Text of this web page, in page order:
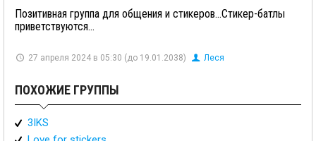
Позитивная группа для общения и стикеров...Стикер-батлы
приветствуются...
27 апреля 2024 в 05:30 (до 19.01.2038) Леся
ПОХОЖИЕ ГРУППЫ
3IKS